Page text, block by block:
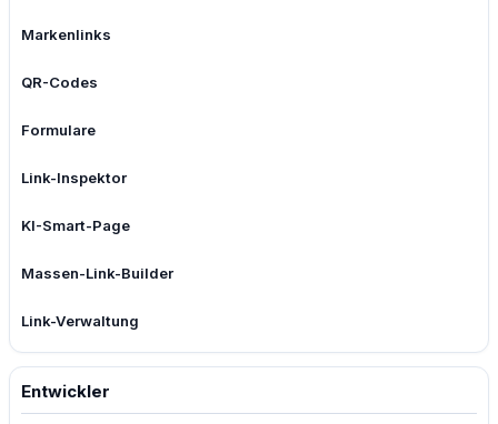
Markenlinks
QR-Codes
Formulare
Link-Inspektor
KI-Smart-Page
Massen-Link-Builder
Link-Verwaltung
Entwickler